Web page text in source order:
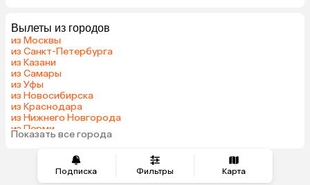
Подписка Фильтры Карта
Вылеты из городов
из Москвы
из Санкт-Петербурга
из Казани
из Самары
из Уфы
из Новосибирска
из Краснодара
из Нижнего Новгорода
из Перми
из Сочи
Показать все города